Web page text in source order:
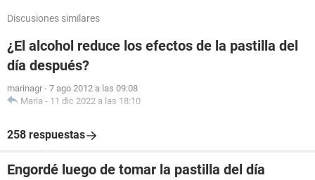
Discusiones similares
¿El alcohol reduce los efectos de la pastilla del
día después?
marinagr - 7 ago 2012 a las 09:08
Maria - 11 dic 2022 a las 18:10
258 respuestas
Engordé luego de tomar la pastilla del día